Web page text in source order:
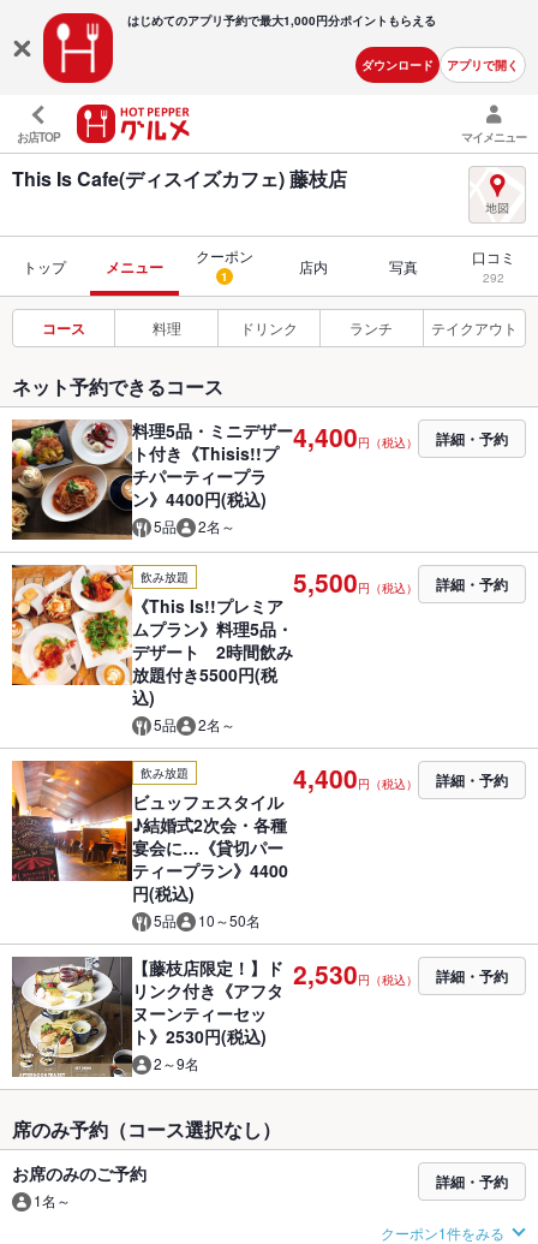
はじめてのアプリ予約で最大1,000円分ポイントもらえる
ダウンロード アプリで開く
お店TOP マイメニュー
This Is Cafe(ディスイズカフェ) 藤枝店
トップ メニュー
クーポン
1 店内 写真 口コミ
292
コース 料理 ドリンク ランチ テイクアウト
ネット予約できるコース
料理5品・ミニデザー
ト付き《Thisis!!プ
チパーティープラ
ン》4400円(税込)
5品 2名～
4,400円（税込） 詳細・予約
飲み放題
《This Is!!プレミア
ムプラン》料理5品・
デザート 2時間飲み
放題付き5500円(税
込)
5品 2名～
5,500円（税込） 詳細・予約
飲み放題
ビュッフェスタイル
♪結婚式2次会・各種
宴会に…《貸切パー
ティープラン》4400
円(税込)
5品 10～50名
4,400円（税込） 詳細・予約
【藤枝店限定！】ド
リンク付き《アフタ
ヌーンティーセッ
ト》2530円(税込)
2～9名
2,530円（税込） 詳細・予約
席のみ予約（コース選択なし）
お席のみのご予約
1名～
詳細・予約
クーポン1件をみる